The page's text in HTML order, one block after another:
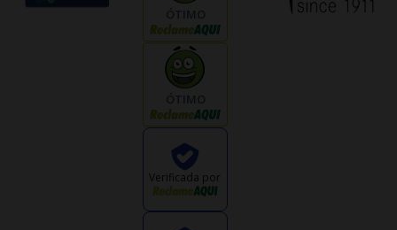
Verificada por